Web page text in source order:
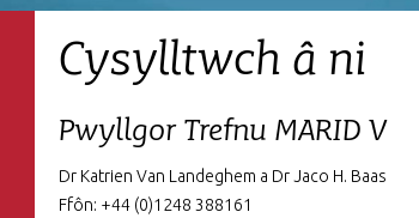
Cysylltwch â ni
Pwyllgor Trefnu MARID V
Dr Katrien Van Landeghem a Dr Jaco H. Baas
Ffôn: +44 (0)1248 388161